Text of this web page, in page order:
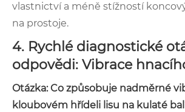
vlastnictví a méně stížností
na prostoje.
4. Rychlé diagnostické
odpovědi: Vibrace
Otázka: Co způsobuje nadměrné
kloubovém hřídeli lisu na kulaté